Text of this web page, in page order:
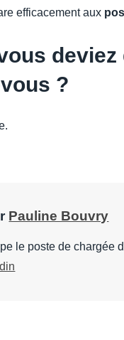
efficacement aux
?
Pauline Bouvry
le poste de chargée